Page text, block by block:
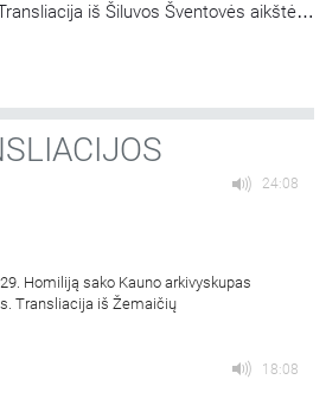
iš Šiluvos Šventovės aikštės.
Gimimo atlaidai.
24:08
Homiliją sako Kauno arkivyskupas
Transliacija iš Žemaičių
18:08